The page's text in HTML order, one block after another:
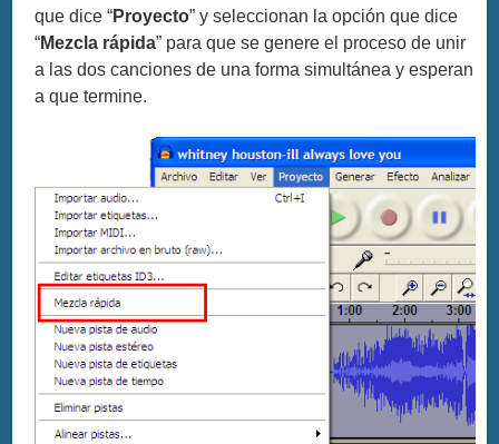
que dice “Proyecto” y seleccionan la opción que dice
“Mezcla rápida” para que se genere el proceso de unir
a las dos canciones de una forma simultánea y esperan
a que termine.